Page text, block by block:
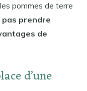
pommes de terre
prendre
de
d’une